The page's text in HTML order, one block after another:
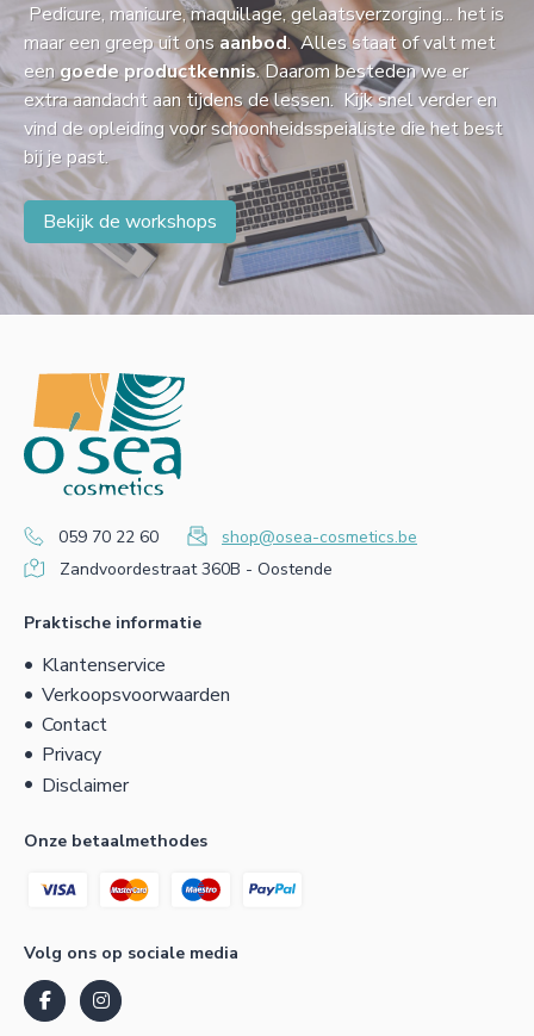
Pedicure, manicure, maquillage, gelaatsverzorging... het is
maar een greep uit ons aanbod. Alles staat of valt met
eengoede productkennis. Daarom besteden we er
extra aandacht aan tijdens de lessen. Kijk snel verder en
vind de opleiding voor schoonheidsspeialiste die het best
bij je past.
Bekijk de workshops
059 70 22 60
shop@osea-cosmetics.be
Zandvoordestraat 360B - Oostende
Praktische informatie
Klantenservice
Verkoopsvoorwaarden
Contact
Privacy
Disclaimer
Onze betaalmethodes
Volg ons op sociale media